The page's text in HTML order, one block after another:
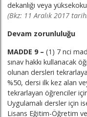
dekanlığı veya
(Bkz: 11 Aralık 2017
Devam zorunluluğu
MADDE 9 – (1) 7 nci
sınav hakkı kullanacak
olunan dersleri
%50, dersi ilk kez alan
tekrarlayan öğrenciler
Uygulamalı dersler için
Lisans Eğitim-Öğretim